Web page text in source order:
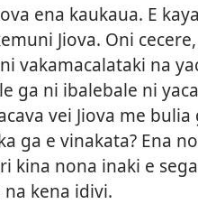
ena kaukaua. E
Jiova. Oni
vakamacalataki na
ga ni ibalebale ni
vei Jiova me bulia
ga e vinakata? Ena
kina nona inaki e
kena idivi.